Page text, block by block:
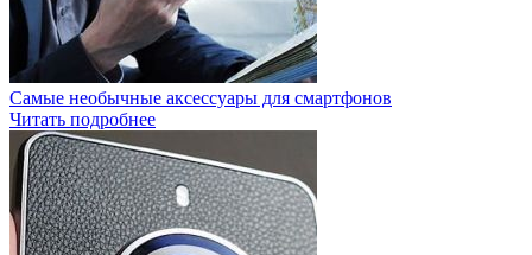
Самые необычные аксессуары для смартфонов
Читать подробнее